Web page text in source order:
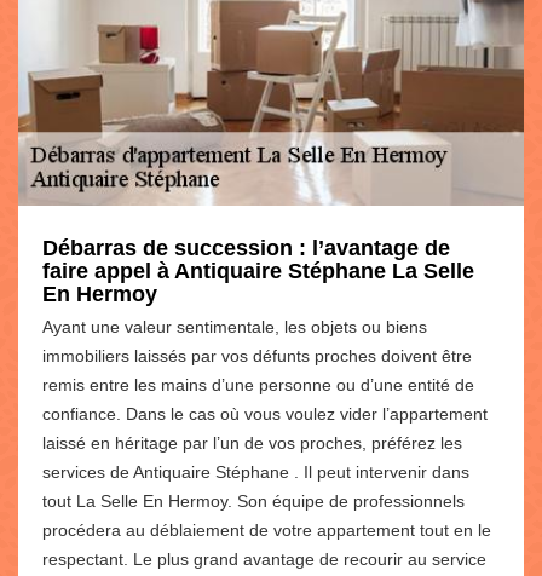
Débarras de succession : l’avantage de
faire appel à Antiquaire Stéphane La Selle
En Hermoy
Ayant une valeur sentimentale, les objets ou biens
immobiliers laissés par vos défunts proches doivent être
remis entre les mains d’une personne ou d’une entité de
confiance. Dans le cas où vous voulez vider l’appartement
laissé en héritage par l’un de vos proches, préférez les
services de Antiquaire Stéphane . Il peut intervenir dans
tout La Selle En Hermoy. Son équipe de professionnels
procédera au déblaiement de votre appartement tout en le
respectant. Le plus grand avantage de recourir au service